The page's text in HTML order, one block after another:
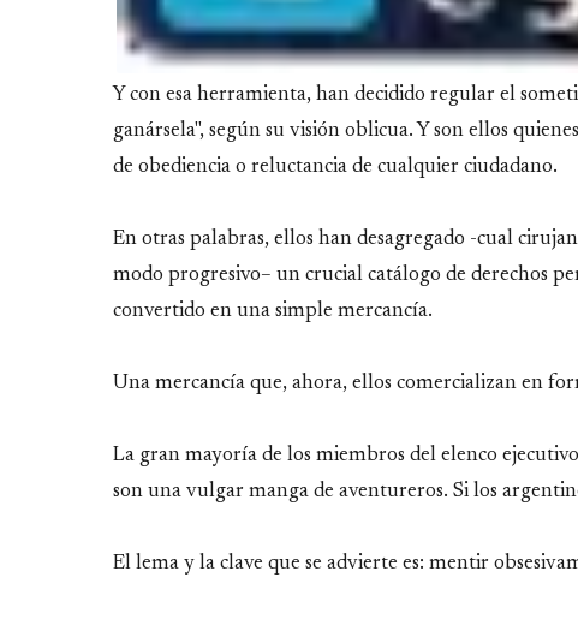
Y con esa herramienta, han decidido regular el
ganársela", según su visión oblicua. Y son ellos
de obediencia o reluctancia de cualquier ciudadano.
En otras palabras, ellos han desagregado -cual
modo progresivo– un crucial catálogo de derechos
convertido en una simple mercancía.
Una mercancía que, ahora, ellos comercializan en
La gran mayoría de los miembros del elenco
son una vulgar manga de aventureros. Si los
El lema y la clave que se advierte es: mentir